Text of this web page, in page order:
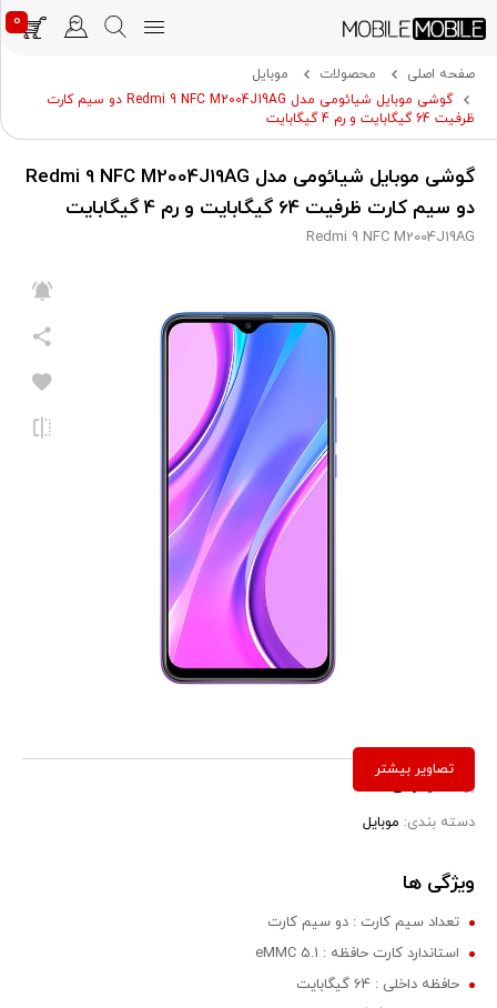
0
صفحه اصلی محصولات
موبایل
گوشی موبایل شیائومی مدل Redmi 9 NFC M2004J19AG دو سیم‌ کارت
ظرفیت 64 گیگابایت و رم 4 گیگابایت
گوشی موبایل شیائومی مدل Redmi 9 NFC M2004J19AG
دو سیم‌ کارت ظرفیت 64 گیگابایت و رم 4 گیگابایت
Redmi 9 NFC M2004J19AG
برند:
دسته بندی: موبایل
ویژگی ها
تعداد سیم کارت : دو سیم کارت
استاندارد کارت حافظه : eMMC 5.1
حافظه داخلی : 64 گیگابایت